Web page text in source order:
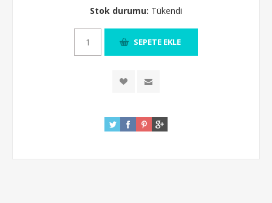
Stok durumu: Tükendi